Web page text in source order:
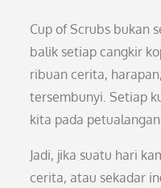
Cup of Scrubs bukan
balik setiap cangkir
ribuan cerita,
tersembunyi. Setiap
kita pada
Jadi, jika suatu hari
cerita, atau sekadar